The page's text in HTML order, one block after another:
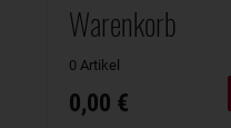
Warenkorb
0 Artikel
0,00 €